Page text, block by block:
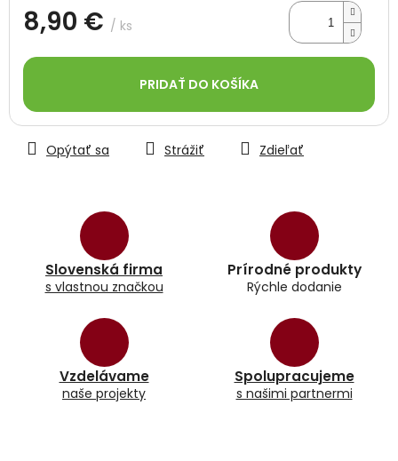
8,90 € / ks
cena:
PRIDAŤ DO KOŠÍKA
Slovenská firma
s vlastnou značkou
Prírodné produkty
Rýchle dodanie
Vzdelávame
naše projekty
Spolupracujeme
s našimi partnermi
Opýtať sa Strážiť Zdieľať